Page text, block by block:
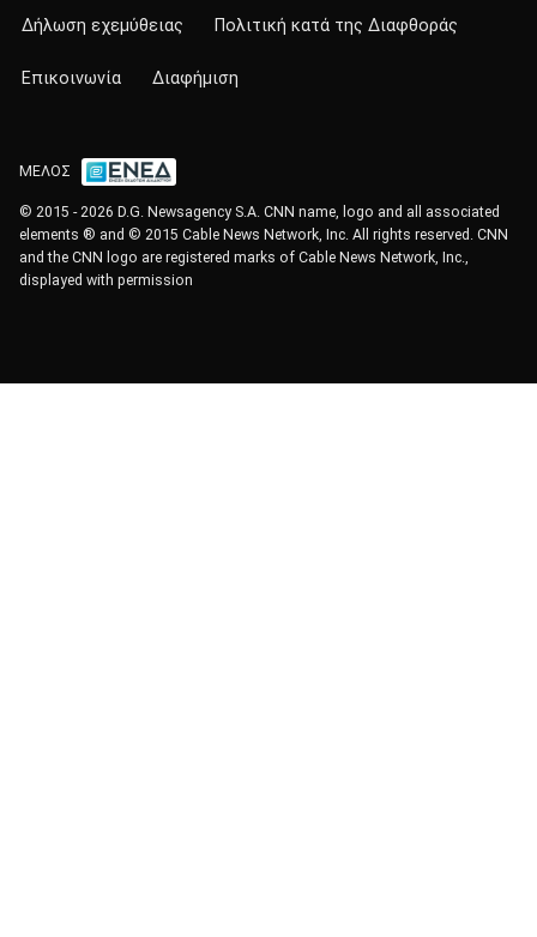
Δήλωση εχεμύθειας Πολιτική κατά της Διαφθοράς
Επικοινωνία Διαφήμιση
ΜΕΛΟΣ
© 2015 - 2026 D.G. Newsagency S.A. CNN name, logo and all associated
elements ® and © 2015 Cable News Network, Inc. All rights reserved. CNN
and the CNN logo are registered marks of Cable News Network, Inc.,
displayed with permission